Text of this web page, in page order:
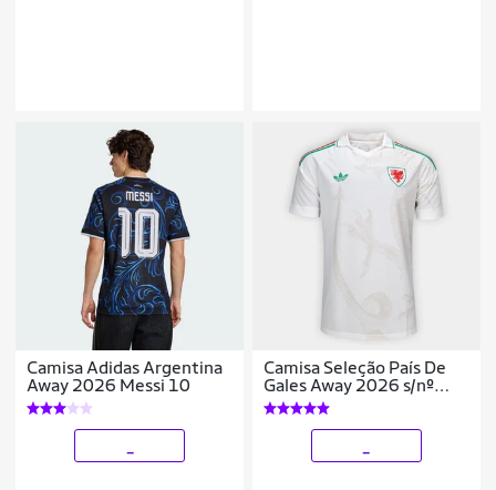
Camisa Adidas Argentina
Away 2026 Messi 10
Camisa Seleção País De
Gales Away 2026 s/nº
Torcedor Adidas Originals
Masculina